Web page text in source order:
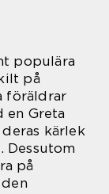
populära
på
föräldrar
en Greta
kärlek
Dessutom
på